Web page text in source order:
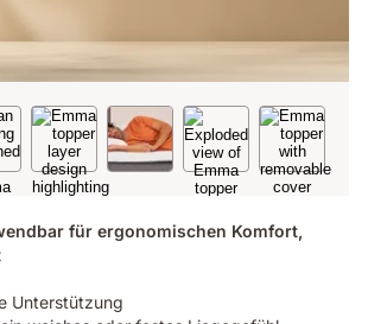
für ergonomischen Komfort,
Unterstützung